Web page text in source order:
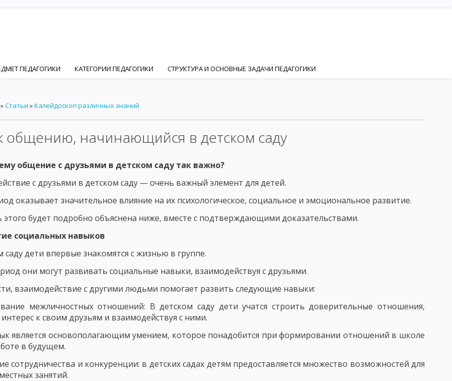
ПЕДАГОГИКИ КАТЕГОРИИ ПЕДАГОГИКИ СТРУКТУРА И ОСНОВНЫЕ ЗАДАЧИ ПЕДАГОГИКИ
И ПЕДАГОГИЧЕСКОЙ НАУК ОСНОВНЫЕ ПСИХИЧЕСКИЕ ЧЕРТЫ ЛИЧНОСТИ
ОСНОВНЫЕ ПРИНЦИПЫ СОЦИАЛИЗАЦИИ. ВОСПИТАНИЕ КАК ФАКТОР ФОРМИРОВАНИЯ ЛИЧНОСТИ
ОРИЕНТИРОВАННОЕ ВОСПИТАНИЕ В РАЗВИТИИ ЛИЧНОСТИ
ЧЕЛОВЕКА
РАЗВИТИЯ ЛИЧНОСТИ
РАЗВИТИЯ ЛИЧНОСТИ И ЕЕ КРИТЕРИИ МЕТОДОЛОГИЯ ПЕДАГОГИЧЕСКОГО ИССЛЕДОВАНИЯ
В ПЕДАГОГИКЕ МОДЕЛИ ИССЛЕДОВАНИЯ В ПЕДАГОГИКЕ. ФУНКЦИИ ПЕДАГОГИЧЕСКИХ ИССЛЕДОВАНИЙ
ИССЛЕДОВАНИЯ ВЫБОР ИССЛЕДОВАТЕЛЬСКОЙ ПРОБЛЕМЫ И ОПРЕДЕЛЕНИЕ ЦЕЛИ ИССЛЕДОВАНИЯ В ПЕДАГОГИКЕ
СОДЕРЖАНИЯ ПРАКСЕОЛОГИЧЕСКИЙ АНАЛИЗ
ИССЛЕДОВАНИЯХ ОПРЕДЕЛЕНИЕ ПАРАМЕТРОВ ВЕРИФИКАЦИИ ФОРМУЛИРОВАННЫХ ГИПОТЕЗ В ПЕДАГОГИКЕ
ЭТАПЫ ПЕДАГОГИЧЕСКОГО ИССЛЕДОВАНИЯ
МЕТОДЫ ПЕДАГОГИЧЕСКОГО ИССЛЕДОВАНИЯ: ЭКСПЕРИМЕНТ
»Статьи »Калейдоскоп различных знаний
общению, начинающийся в детском саду
общение с друзьями в детском саду так важно?
с друзьями в детском саду — очень важный элемент для детей.
оказывает значительное влияние на их психологическое, социальное и эмоциональное развитие.
этого будет подробно объяснена ниже, вместе с подтверждающими доказательствами.
социальных навыков
саду дети впервые знакомятся с жизнью в группе.
они могут развивать социальные навыки, взаимодействуя с друзьями.
взаимодействие с другими людьми помогает развить следующие навыки:
межличностных отношений: В детском саду дети учатся строить доверительные отношения,
к своим друзьям и взаимодействуя с ними.
является основополагающим умением, которое понадобится при формировании отношений в школе
в будущем.
сотрудничества и конкуренции: в детских садах детям предоставляется множество возможностей для
занятий.